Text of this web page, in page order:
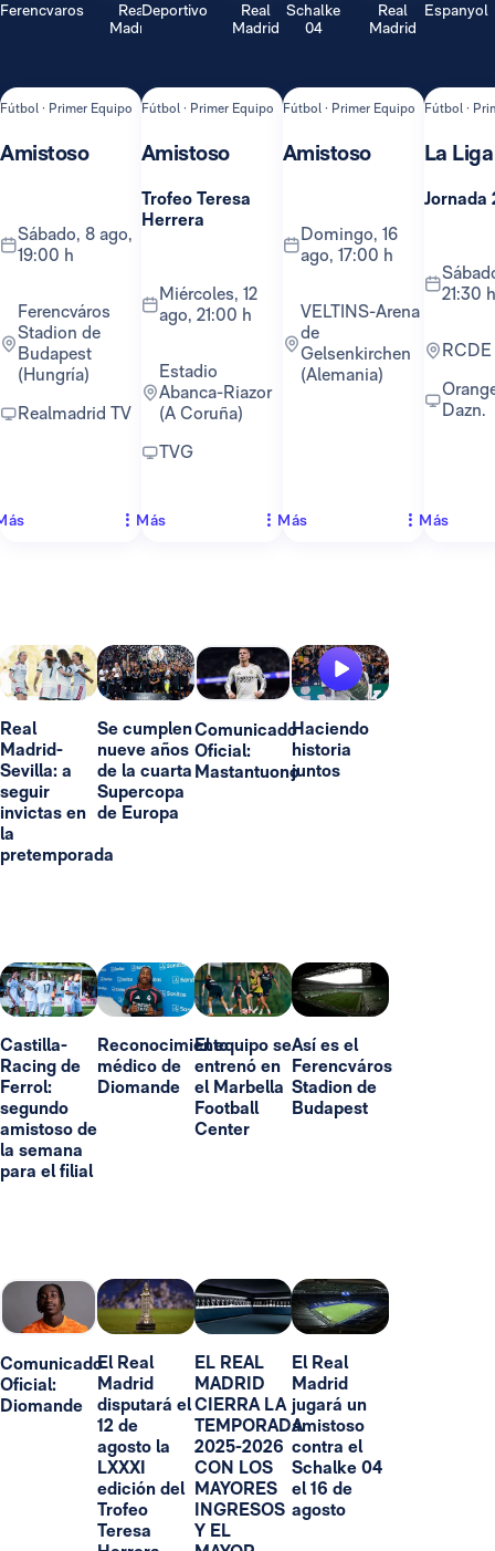
Ferencvaros
Real
Madrid
Fútbol · Primer Equipo
Amistoso
sábado, 8 ago,
19:00 h
Ferencváros
Stadion de
Budapest
(Hungría)
Realmadrid TV
Deportivo
Real
Madrid
Fútbol · Primer Equipo
Amistoso
Trofeo Teresa
Herrera
miércoles, 12
ago, 21:00 h
Estadio
Abanca-Riazor
(A Coruña)
TVG
Más
Schalke
04
Real
Madrid
Fútbol · Primer Equipo
Amistoso
domingo, 16
ago, 17:00 h
VELTINS-Arena
de
Gelsenkirchen
(Alemania)
Más
Espanyol
Fútbol ·
La Liga
Jornada
sábado, 22 ago,
21:30 h
Orange TV y
Dazn.
Más
Real
Madrid-
Sevilla: a
seguir
invictas en
la
pretemporada
Se cumplen
nueve años
de la cuarta
Supercopa
de Europa
Comunicado
Oficial:
Mastantuono
Haciendo
historia
juntos
Castilla-
Racing de
Ferrol:
segundo
amistoso de
la semana
para el filial
Reconocimiento
médico de
Diomande
El equipo se
entrenó en
el Marbella
Football
Center
Así es el
Ferencváros
Stadion de
Budapest
Comunicado
Oficial:
Diomande
El Real
Madrid
disputará el
12 de
agosto la
LXXXI
edición del
Trofeo
Teresa
EL REAL
MADRID
CIERRA LA
TEMPORADA
2025-2026
CON LOS
MAYORES
INGRESOS
Y EL
El Real
Madrid
jugará un
amistoso
contra el
Schalke 04
el 16 de
agosto